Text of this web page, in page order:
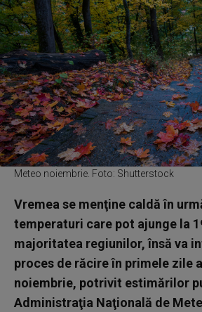
Meteo noiembrie. Foto: Shutterstock
Vremea se menţine caldă în
temperaturi care pot ajunge la
majoritatea regiunilor, însă va
proces de răcire în primele zile
noiembrie, potrivit estimărilor
Administraţia Naţională de